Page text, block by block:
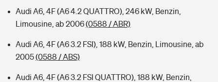
Audi A6, 4F (A6 4.2 QUATTRO), 246 kW, Benzin,
Limousine, ab 2006(0588 / ABR)
Audi A6, 4F (A6 3.2 FSI), 188 kW, Benzin, Limousine, ab
2005(0588 / ABS)
Audi A6, 4F (A6 3.2 FSI QUATTRO), 188 kW, Benzin,